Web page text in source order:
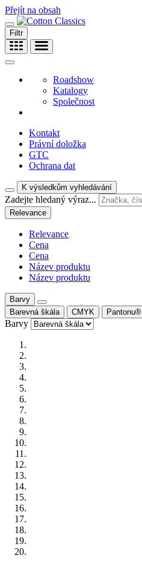
Přejít na obsah
Filtr
Roadshow
Katalogy
Společnost
Kontakt
Právní doložka
GTC
Ochrana dat
K výsledkům vyhledávání
Zadejte hledaný výraz...
Relevance
Relevance
Cena
Cena
Název produktu
Název produktu
Barvy
Barevná škála
CMYK Pantonu®
Barvy